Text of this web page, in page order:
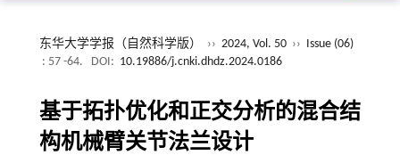
东华大学学报（自然科学版） ›› 2024, Vol. 50 ›› Issue (06)
: 57 -64.
DOI: 10.19886/j.cnki.dhdz.2024.0186
基于拓扑优化和正交分析的混合结
构机械臂关节法兰设计